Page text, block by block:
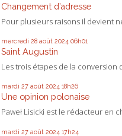
Changement d’adresse
Pour plusieurs raisons il devient
mercredi 28 août 2024 06h01
Saint Augustin
Les trois étapes de la conversion
mardi 27 août 2024 18h26
Une opinion polonaise
Paweł Lisicki est le rédacteur en
mardi 27 août 2024 17h24